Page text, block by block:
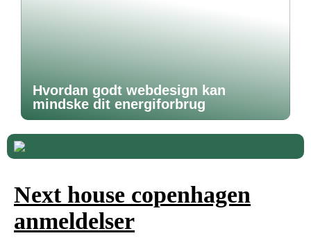
Hvordan godt webdesign kan
mindske dit energiforbrug
Next house copenhagen
anmeldelser